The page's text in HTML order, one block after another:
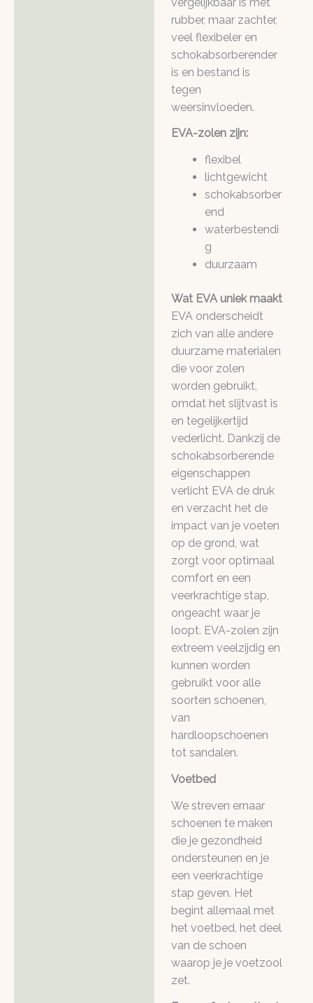
rubber, maar zachter,
veel flexibeler en
schokabsorberender
is en bestand is
tegen
weersinvloeden.
EVA-zolen zijn:
flexibel
lichtgewicht
schokabsorber
end
waterbestendi
g
duurzaam
Wat EVA uniek maakt
EVA onderscheidt
zich van alle andere
duurzame materialen
die voor zolen
worden gebruikt,
omdat het slijtvast is
en tegelijkertijd
vederlicht. Dankzij de
schokabsorberende
eigenschappen
verlicht EVA de druk
en verzacht het de
impact van je voeten
op de grond, wat
zorgt voor optimaal
comfort en een
veerkrachtige stap,
ongeacht waar je
loopt. EVA-zolen zijn
extreem veelzijdig en
kunnen worden
gebruikt voor alle
soorten schoenen,
van
hardloopschoenen
tot sandalen.
Voetbed
We streven ernaar
schoenen te maken
die je gezondheid
ondersteunen en je
een veerkrachtige
stap geven. Het
begint allemaal met
het voetbed, het deel
van de schoen
waarop je je voetzool
zet.